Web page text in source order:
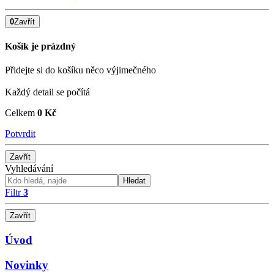
0Zavřít
Košík je prázdný
Přidejte si do košíku něco výjimečného
Každý detail se počítá
Celkem 0 Kč
Potvrdit
Zavřít
Vyhledávání
Hledat
Filtr3
Zavřít
Úvod
Novinky